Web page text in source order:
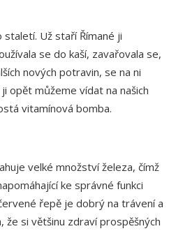
Už staří Římané ji
se do kaší, zavařovala se,
nových potravin, se na ni
opět můžeme vídat na našich
vitamínová bomba.
velké množství železa, čímž
ke správné funkci
řepě je dobrý na trávení a
si většinu zdraví prospěšných